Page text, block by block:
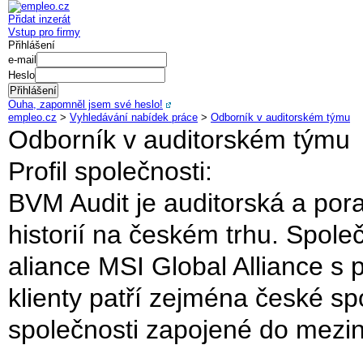
Přidat inzerát
Vstup pro firmy
Přihlášení
e-mail
Heslo
Ouha, zapomněl jsem své heslo!
empleo.cz > Vyhledávání nabídek práce > Odborník v auditorském týmu
Odborník v auditorském týmu
Profil společnosti:
BVM Audit je auditorská a
historií na českém trhu.
aliance MSI Global Alliance s
klienty patří zejména české
společnosti zapojené do